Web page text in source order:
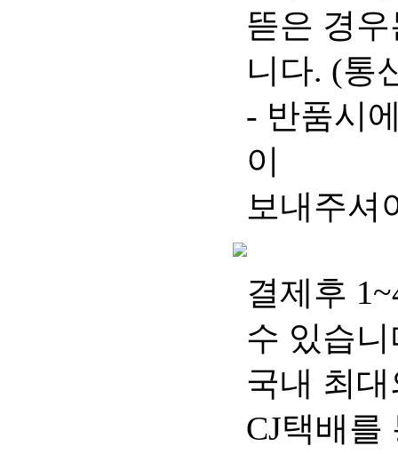
뜯은 경
니다. (통
- 반품시
이
보내주셔
결제후
수 있습니
국내 최
CJ택배를